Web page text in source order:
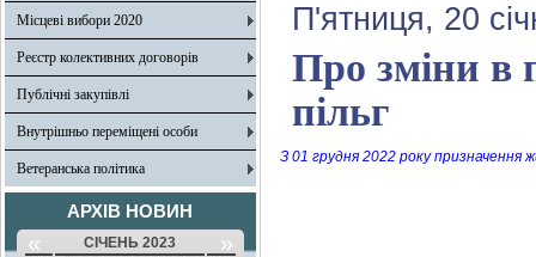
Місцеві вибори 2020
Реєстр колективних договорів
Публічні закупівлі
Внутрішньо переміщені особи
Ветеранська політика
АРХІВ НОВИН
« СІЧЕНЬ 2023 »
П'ятниця, 20
Про зміни в
пільг
З 01 грудня 2022 року призначення